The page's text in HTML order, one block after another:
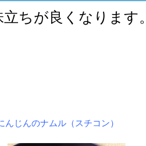
立ちが良くなります。
んじんのナムル（スチコン）